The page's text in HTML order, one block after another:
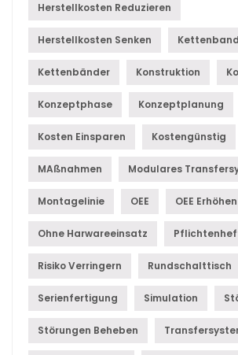
Herstellkosten Reduzieren
Herstellkosten Senken Kettenband
Kettenbänder Konstruktion
Konzeptphase Konzeptplanung
Kosten Einsparen Kostengünstig
MAßnahmen Modulares
Montagelinie OEE OEE Erhöhen
Ohne Harwareeinsatz
Risiko Verringern Rundschalttisch
Serienfertigung Simulation
Störungen Beheben